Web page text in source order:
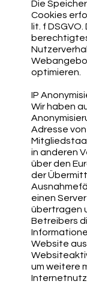
Die
Cookies
lit. f
optimieren.
IP
Wir haben
Adresse
in anderen
über den
der
einen
übertragen
Betreibers
Website
um weitere